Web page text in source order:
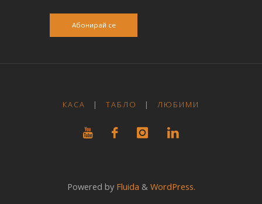
Абонирай се
КАСА | ТАБЛО | ЛЮБИМИ
Powered byFluida & WordPress.